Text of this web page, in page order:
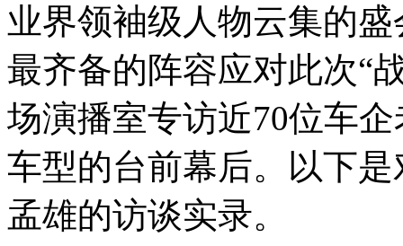
业界领袖级人物云集的
最齐备的阵容应对此次“
场演播室专访近70位车
车型的台前幕后。以下
孟雄的访谈实录。